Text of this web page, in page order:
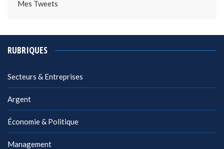
Mes Tweets
RUBRIQUES
Secteurs & Entreprises
Argent
Économie & Politique
Management